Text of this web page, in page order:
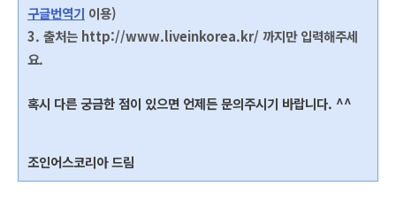
구글번역기 이용)
3. 출처는 http://www.liveinkorea.kr/ 까지만 입력해주세
요.
혹시 다른 궁금한 점이 있으면 언제든 문의주시기 바랍니다. ^^
조인어스코리아 드림